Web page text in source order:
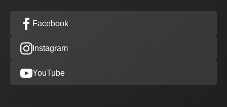
Facebook
Instagram
YouTube